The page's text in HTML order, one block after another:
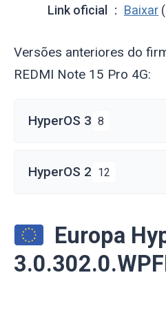
Link oficial
Baixar
Versões anteriores do
REDMI Note 15 Pro 4G:
HyperOS 3 8
HyperOS 2 12
Europa